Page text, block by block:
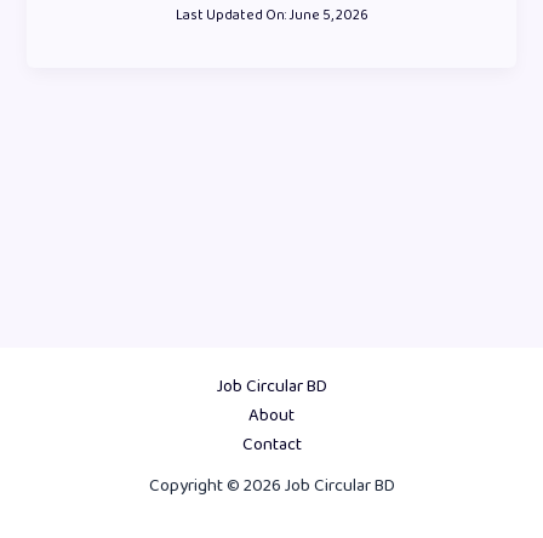
Last Updated On:June 5, 2026
Job Circular BD
About
Contact
Copyright © 2026 Job Circular BD